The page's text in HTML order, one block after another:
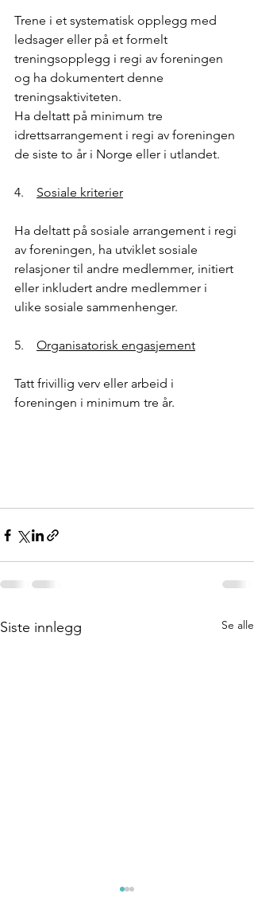
Trene i et systematisk opplegg med
ledsager eller på et formelt
treningsopplegg i regi av foreningen
og ha dokumentert denne
treningsaktiviteten.
Ha deltatt på minimum tre
idrettsarrangement i regi av foreningen
de siste to år i Norge eller i utlandet.
4. Sosiale kriterier
Ha deltatt på sosiale arrangement i regi
av foreningen, ha utviklet sosiale
relasjoner til andre medlemmer, initiert
eller inkludert andre medlemmer i
ulike sosiale sammenhenger.
5. Organisatorisk engasjement
Tatt frivillig verv eller arbeid i
foreningen i minimum tre år.
Siste innlegg Se alle